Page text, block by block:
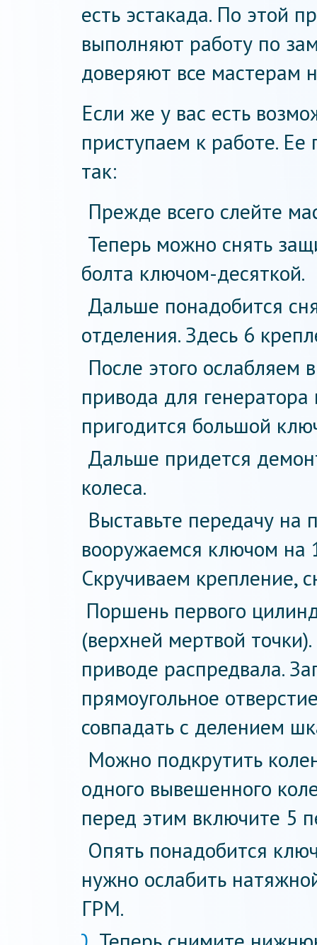
есть эстакада. По этой
выполняют работу по
доверяют все мастерам
Если же у вас есть
приступаем к работе. Ее
так:
Прежде всего слейте
Теперь можно снять
болта ключом-десяткой.
Дальше понадобится
отделения. Здесь 6
После этого ослабляем
привода для
пригодится большой
Дальше придется
колеса.
Выставьте передачу
вооружаемся ключом
Скручиваем крепление,
Поршень первого
(верхней мертвой
приводе распредвала.
прямоугольное
совпадать с делением
Можно подкрутить
одного вывешенного
перед этим включите 5
Опять понадобится
нужно ослабить
ГРМ.